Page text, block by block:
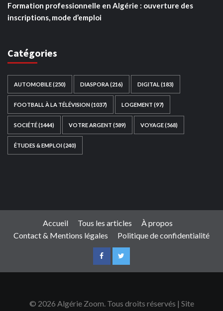
Formation professionnelle en Algérie : ouverture des
inscriptions, mode d’emploi
Catégories
AUTOMOBILE(250) DIASPORA (216) DIGITAL (183)
FOOTBALL À LA TÉLÉVISION(1037) LOGEMENT (97)
SOCIÉTÉ(1444) VOTRE ARGENT (589) VOYAGE(568)
ÉTUDES & EMPLOI(240)
Accueil Tous les articles
À propos
Contact & Mentions légales
Politique de confidentialité
© 2026 Algérie Zoom. Tous droits réservés | Site